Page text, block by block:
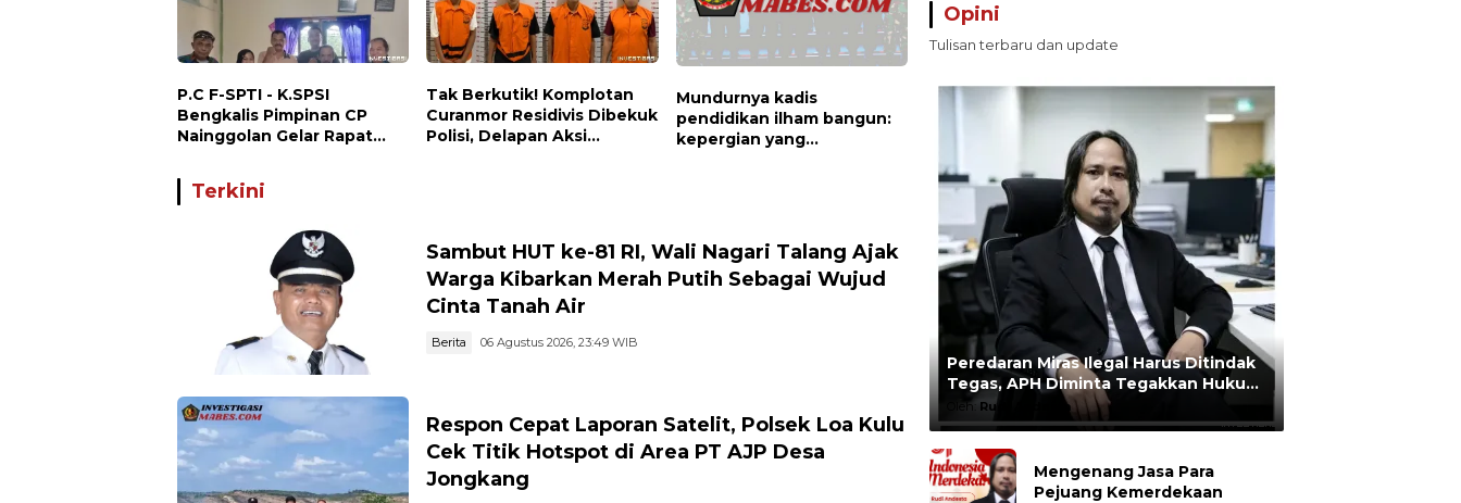
P.C F-SPTI - K.SPSI
Bengkalis Pimpinan CP
Nainggolan Gelar Rapat
dan Ranting Khusus
Tak Berkutik! Komplotan
Curanmor Residivis Dibekuk
Polisi, Delapan Aksi
Mundurnya kadis
pendidikan ilham bangun:
kepergian yang
Terkini
Sambut HUT ke-81 RI, Wali Nagari Talang Ajak
Warga Kibarkan Merah Putih Sebagai Wujud
Cinta Tanah Air
Berita 06 Agustus 2026, 23:49 WIB
Respon Cepat Laporan Satelit, Polsek Loa Kulu
Cek Titik Hotspot di Area PT AJP Desa
Jongkang
Opini
Tulisan terbaru dan update
Peredaran Miras Ilegal Harus Ditindak
Tegas, APH Diminta Tegakkan Hukum
Tanpa Pandang Bulu
Oleh: Rudi Andesta
Mengenang Jasa Para
Pejuang Kemerdekaan